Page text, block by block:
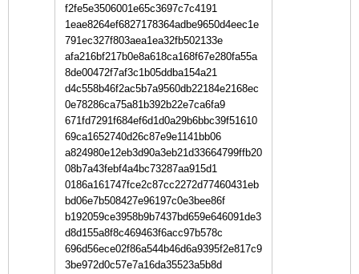
f2fe5e3506001e65c3697c7c4191
1eae8264ef6827178364adbe9650d4eec1e
791ec327f803aea1ea32fb502133e
afa216bf217b0e8a618ca168f67e280fa55a
8de00472f7af3c1b05ddba154a21
d4c558b46f2ac5b7a9560db22184e2168ec
0e78286ca75a81b392b22e7ca6fa9
671fd7291f684ef6d1d0a29b6bbc39f51610
69ca1652740d26c87e9e1141bb06
a824980e12eb3d90a3eb21d33664799ffb20
08b7a43febf4a4bc73287aa915d1
0186a161747fce2c87cc2272d77460431eb
bd06e7b508427e96197c0e3bee86f
b192059ce3958b9b7437bd659e646091de3
d8d155a8f8c469463f6acc97b578c
696d56ece02f86a544b46d6a9395f2e817c9
3be972d0c57e7a16da35523a5b8d